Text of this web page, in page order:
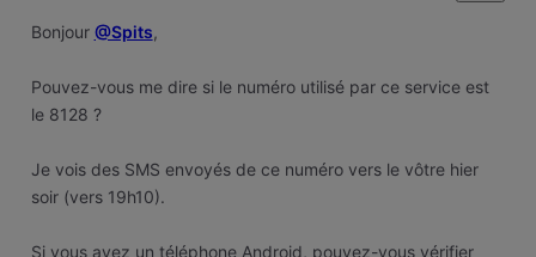
Bonjour @Spits,
Pouvez-vous me dire si le numéro utilisé par ce service est
le 8128 ?
Je vois des SMS envoyés de ce numéro vers le vôtre hier
soir (vers 19h10).
Si vous avez un téléphone Android, pouvez-vous vérifier